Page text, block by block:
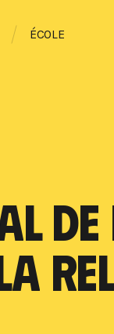
ÉCOLE
DE